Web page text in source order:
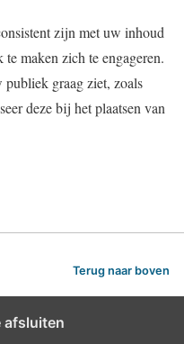
zijn met uw inhoud
maken zich te engageren.
graag ziet, zoals
deze bij het plaatsen van
Terug naar boven
afsluiten